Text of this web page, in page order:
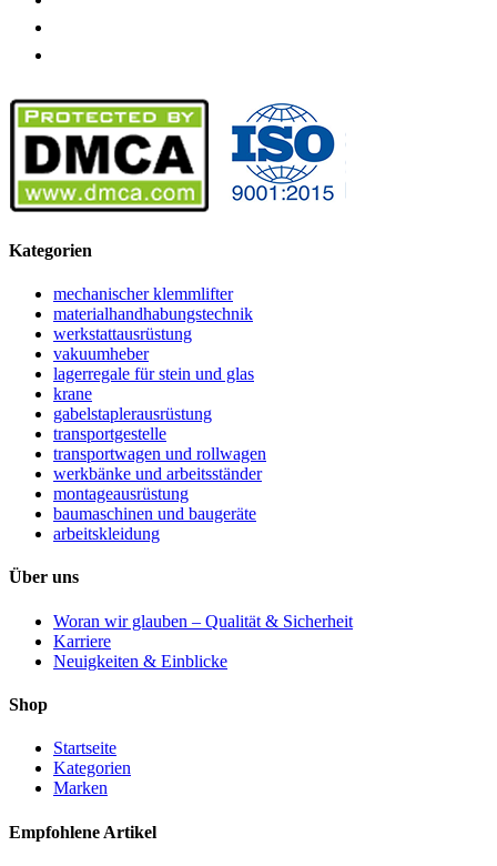
Kategorien
mechanischer klemmlifter
materialhandhabungstechnik
werkstattausrüstung
vakuumheber
lagerregale für stein und glas
krane
gabelstaplerausrüstung
transportgestelle
transportwagen und rollwagen
werkbänke und arbeitsständer
montageausrüstung
baumaschinen und baugeräte
arbeitskleidung
Über uns
Woran wir glauben – Qualität & Sicherheit
Karriere
Neuigkeiten & Einblicke
Shop
Startseite
Kategorien
Marken
Empfohlene Artikel